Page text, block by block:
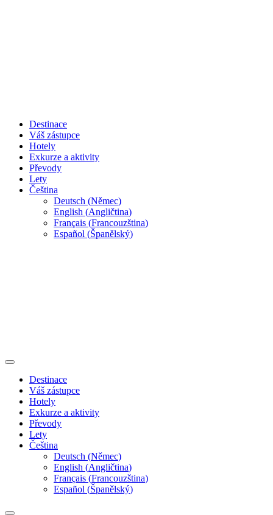
Destinace
Váš zástupce
Hotely
Exkurze a aktivity
Převody
Lety
Čeština
Deutsch (Němec)
English (Angličtina)
Français (Francouzština)
Español (Španělský)
Destinace
Váš zástupce
Hotely
Exkurze a aktivity
Převody
Lety
Čeština
Deutsch (Němec)
English (Angličtina)
Français (Francouzština)
Español (Španělský)